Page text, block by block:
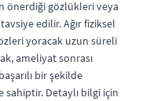
önerdiği gözlükleri veya
edilir. Ağır fiziksel
yoracak uzun süreli
ameliyat sonrası
bir şekilde
Detaylı bilgi için